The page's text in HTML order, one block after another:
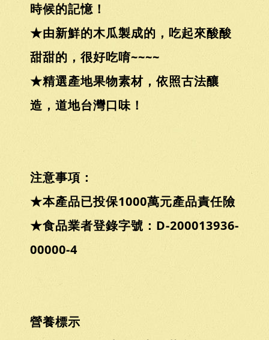
時候的記憶！
★由新鮮的木瓜製成的，吃起來酸酸
甜甜的，很好吃唷~~~~
★精選產地果物素材，依照古法釀
造，道地台灣口味！
注意事項：
★本產品已投保1000萬元產品責任險
★食品業者登錄字號：D-200013936-
00000-4
營養標示